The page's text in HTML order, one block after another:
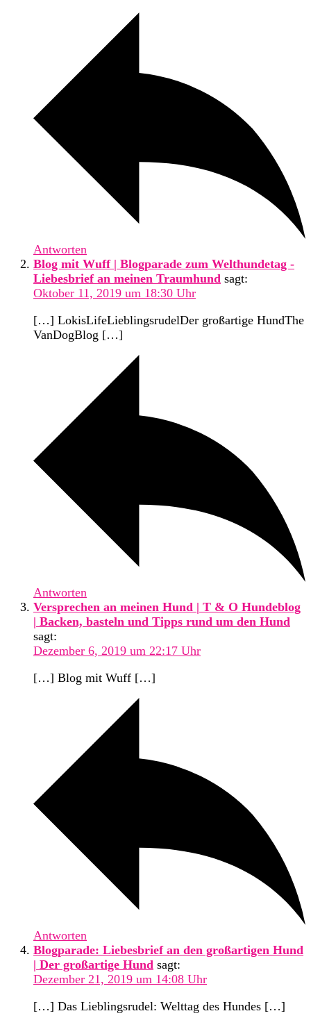
Antworten
Blog mit Wuff | Blogparade zum Welthundetag -
Liebesbrief an meinen Traumhund sagt:
Oktober 11, 2019 um 18:30 Uhr
[…] LokisLifeLieblingsrudelDer großartige HundThe
VanDogBlog […]
Antworten
Versprechen an meinen Hund | T & O Hundeblog
| Backen, basteln und Tipps rund um den Hund
sagt:
Dezember 6, 2019 um 22:17 Uhr
[…] Blog mit Wuff […]
Antworten
Blogparade: Liebesbrief an den großartigen Hund
| Der großartige Hund sagt:
Dezember 21, 2019 um 14:08 Uhr
[…] Das Lieblingsrudel: Welttag des Hundes […]